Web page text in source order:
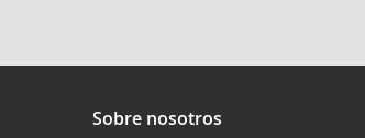
Sobre nosotros